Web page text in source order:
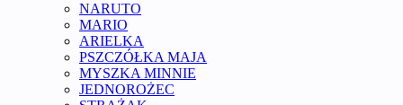
NARUTO
MARIO
ARIELKA
PSZCZÓŁKA MAJA
MYSZKA MINNIE
JEDNOROŻEC